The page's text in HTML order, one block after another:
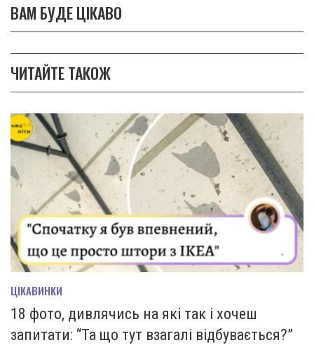
ВАМ БУДЕ ЦІКАВО
ЧИТАЙТЕ ТАКОЖ
ЦІКАВИНКИ
18 фото, дивлячись на які так і хочеш
запитати: “Та що тут взагалі відбувається?”